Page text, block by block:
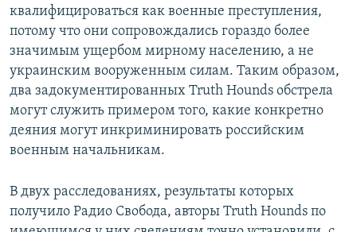
квалифицироваться как военные преступления,
потому что они сопровождались гораздо более
значимым ущербом мирному населению, а не
украинским вооруженным силам. Таким образом,
два задокументированных Truth Hounds обстрела
могут служить примером того, какие конкретно
деяния могут инкриминировать российским
военным начальникам.
В двух расследованиях, результаты которых
получило Радио Свобода, авторы Truth Hounds по